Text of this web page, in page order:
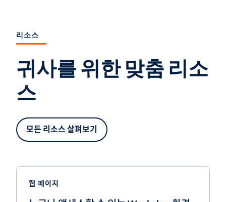
리소스
귀사를 위한 맞춤 리소
스
모든 리소스 살펴보기
웹 페이지